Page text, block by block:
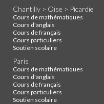
Chantilly > Oise > Picardie
Cours de mathématiques
Cours d'anglais
Cours de français
Cours particuliers
Soutien scolaire
Paris
Cours de mathématiques
Cours d'anglais
Cours de français
Cours particuliers
Soutien scolaire